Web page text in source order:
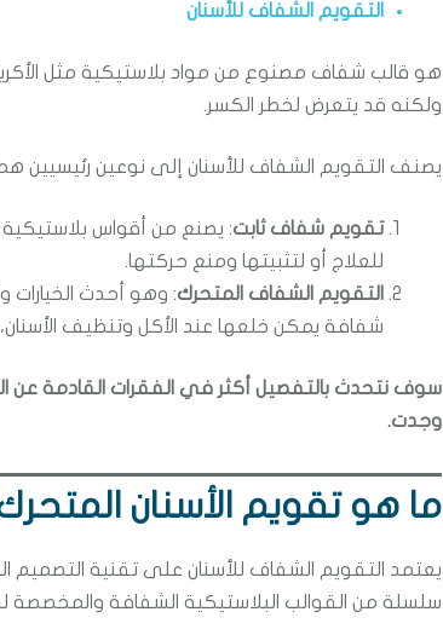
التقويم الشفاف للأسنان
هو قالب شفاف مصنوع من مواد بلاستيكية مثل
ولكنه قد يتعرض لخطر الكسر.
يصنف التقويم الشفاف للأسنان إلى نوعين رئيسيين
تقويم شفاف ثابت: يصنع من أقواس
للعلاج أو لتثبيتها ومنع حركتها.
التقويم الشفاف المتحرك: وهو أحدث
شفافة يمكن خلعها عند الأكل وتنظيف الأسنان،
سوف نتحدث بالتفصيل أكثر في الفقرات القادمة عن
وجدت.
ما هو تقويم الأسنان
يعتمد التقويم الشفاف للأسنان على تقنية التصميم
سلسلة من القوالب البلاستيكية الشفافة والمخصصة